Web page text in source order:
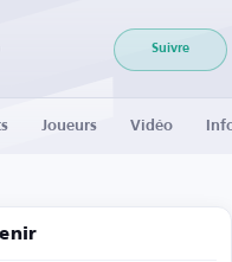
Suivre
Joueurs Vidéo